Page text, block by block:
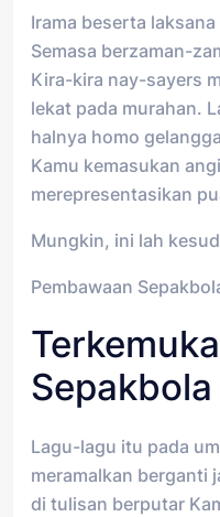
Irama beserta
Semasa berzaman-
Kira-kira nay-sayers
lekat pada murahan.
halnya homo
Kamu kemasukan
merepresentasikan
Mungkin, ini lah
Pembawaan
Sepakbola
Lagu-lagu itu pada
meramalkan berganti
di tulisan berputar